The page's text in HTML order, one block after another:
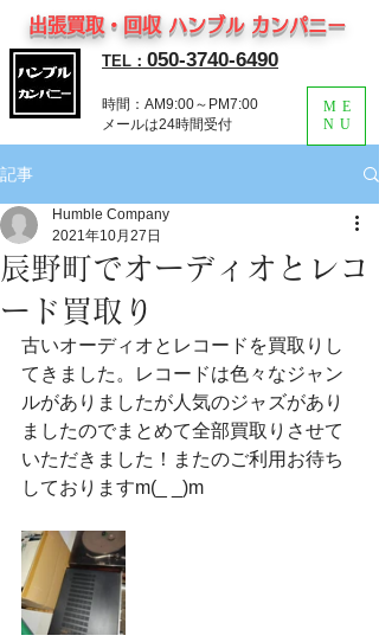
TEL： 050-3740-6490
出張買取・回収 ハンブル カンパニー
ME
NU
時間：AM9:00～PM7:00
​メールは24時間受付
記事
辰野町でオーディオとレコ
ード買取り
Humble Company
2021年10月27日
古いオーディオとレコードを買取りし
てきました。レコードは色々なジャン
ルがありましたが人気のジャズがあり
ましたのでまとめて全部買取りさせて
いただきました！またのご利用お待ち
しておりますm(_ _)m